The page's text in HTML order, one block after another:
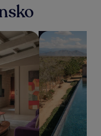
på stedetSøg efter